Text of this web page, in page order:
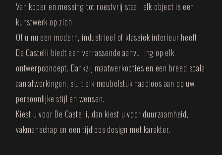
Van koper en messing tot roestvrij staal: elk object is een
kunstwerk op zich.
Of u nu een modern, industrieel of klassiek interieur heeft,
De Castelli biedt een verrassende aanvulling op elk
ontwerpconcept. Dankzij maatwerkopties en een breed scala
aan afwerkingen, sluit elk meubelstuk naadloos aan op uw
persoonlijke stijl en wensen.
Kiest u voor De Castelli, dan kiest u voor duurzaamheid,
vakmanschap en een tijdloos design met karakter.